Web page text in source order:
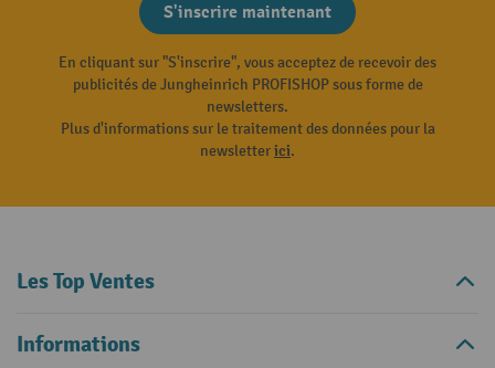
S'inscrire maintenant
En cliquant sur "S'inscrire", vous acceptez de recevoir des
publicités de Jungheinrich PROFISHOP sous forme de
newsletters.
Plus d'informations sur le traitement des données pour la
newsletterici.
Les Top Ventes
Informations